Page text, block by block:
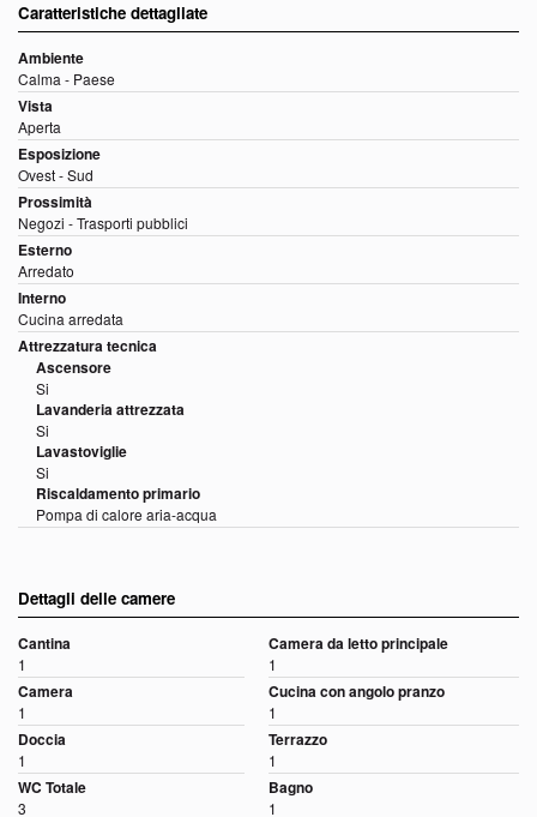
Caratteristiche dettagliate
Ambiente
Calma - Paese
Vista
Aperta
Esposizione
Ovest - Sud
Prossimità
Negozi - Trasporti pubblici
Esterno
Arredato
Interno
Cucina arredata
Attrezzatura tecnica
Ascensore
Si
Lavanderia attrezzata
Si
Lavastoviglie
Si
Riscaldamento primario
Pompa di calore aria-acqua
Dettagli delle camere
Cantina
1
Camera da letto principale
1
Camera
1
Cucina con angolo pranzo
1
Doccia
1
Terrazzo
1
WC Totale
3
Bagno
1